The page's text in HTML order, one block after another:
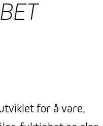
for å vare,